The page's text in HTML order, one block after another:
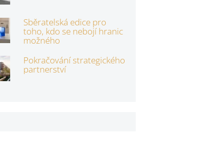
Sběratelská edice pro
toho, kdo se nebojí hranic
možného
Pokračování strategického
partnerství